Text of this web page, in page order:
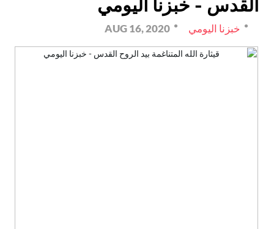
القدس - خبزنا اليومي
خبزنا اليومي AUG 16, 2020